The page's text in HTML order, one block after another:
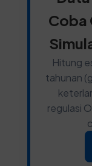
Coba
Hitung
tahunan
regulasi